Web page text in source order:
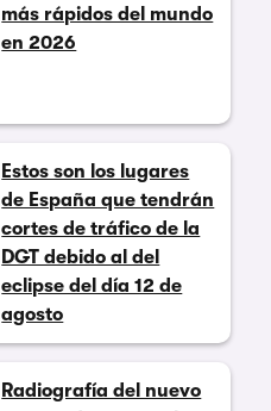
más rápidos del mundo
en 2026
Estos son los lugares
de España que tendrán
cortes de tráfico de la
DGT debido al del
eclipse del día 12 de
agosto
Radiografía del nuevo